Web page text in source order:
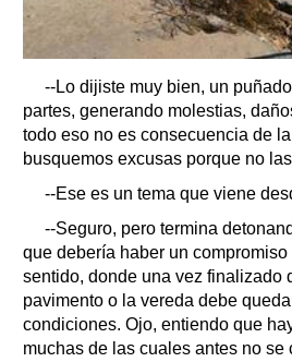
--Lo dijiste muy bien, un
partes, generando molestias,
todo eso no es consecuencia de
busquemos excusas porque no
--Ese es un tema que viene
--Seguro, pero termina
que debería haber un compromiso
sentido, donde una vez finalizado
pavimento o la vereda debe
condiciones. Ojo, entiendo que
muchas de las cuales antes no se